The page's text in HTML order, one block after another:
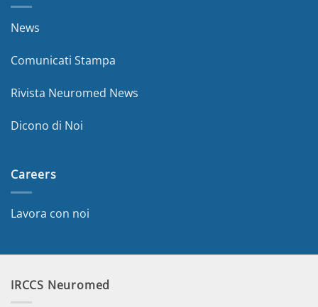
News
Comunicati Stampa
Rivista Neuromed News
Dicono di Noi
Careers
Lavora con noi
IRCCS Neuromed